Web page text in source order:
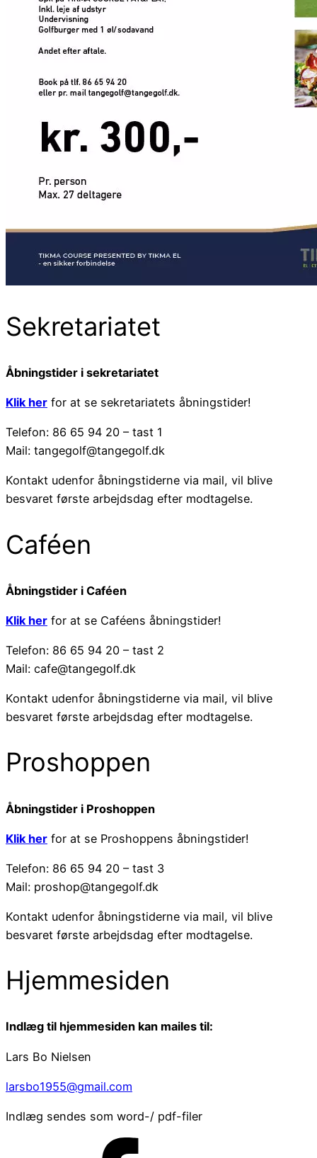
Sekretariatet
Åbningstider i sekretariatet
Klik her for at se sekretariatets åbningstider!
Telefon: 86 65 94 20 – tast 1
Mail: tangegolf@tangegolf.dk
Kontakt udenfor åbningstiderne via mail, vil blive
besvaret første arbejdsdag efter modtagelse.
Caféen
Åbningstider i Caféen
Klik her for at se Caféens åbningstider!
Telefon: 86 65 94 20 – tast 2
Mail: cafe@tangegolf.dk
Kontakt udenfor åbningstiderne via mail, vil blive
besvaret første arbejdsdag efter modtagelse.
Proshoppen
Åbningstider i Proshoppen
Klik her for at se Proshoppens åbningstider!
Telefon: 86 65 94 20 – tast 3
Mail: proshop@tangegolf.dk
Kontakt udenfor åbningstiderne via mail, vil blive
besvaret første arbejdsdag efter modtagelse.
Hjemmesiden
Indlæg til hjemmesiden kan mailes til:
Lars Bo Nielsen
larsbo1955@gmail.com
Indlæg sendes som word-/ pdf-filer